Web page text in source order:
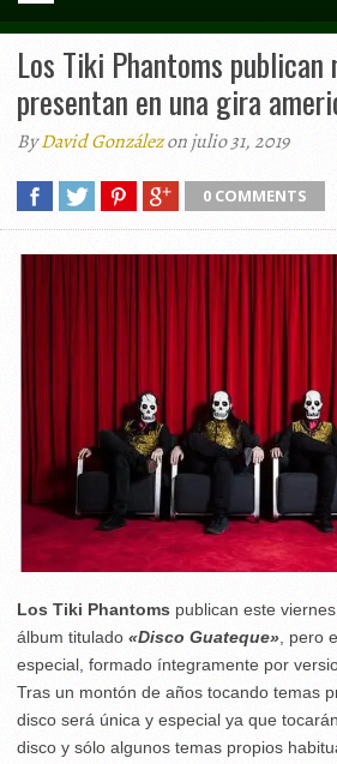
Los Tiki Phantoms publican
presentan en una gira
ByDavid Gonzálezon julio 31, 2019
0 COMMENTS
Los Tiki Phantoms publican este
álbum titulado «Disco Guateque», pero
especial, formado íntegramente por
Tras un montón de años tocando temas
disco será única y especial ya que
disco y sólo algunos temas propios